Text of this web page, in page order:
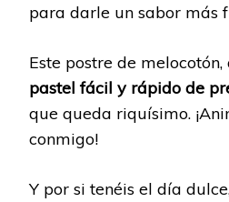
para darle un sabor más
Este postre de
pastel fácil y rápido de
que queda riquísimo.
conmigo!
Y por si tenéis el día